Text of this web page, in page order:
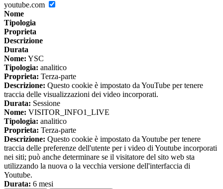
youtube.com
Nome
Tipologia
Proprieta
Descrizione
Durata
Nome: YSC
Tipologia: analitico
Proprieta: Terza-parte
Descrizione: Questo cookie è impostato da YouTube per tenere
traccia delle visualizzazioni dei video incorporati.
Durata: Sessione
Nome: VISITOR_INFO1_LIVE
Tipologia: analitico
Proprieta: Terza-parte
Descrizione: Questo cookie è impostato da Youtube per tenere
traccia delle preferenze dell'utente per i video di Youtube incorporati
nei siti; può anche determinare se il visitatore del sito web sta
utilizzando la nuova o la vecchia versione dell'interfaccia di
Youtube.
Durata: 6 mesi